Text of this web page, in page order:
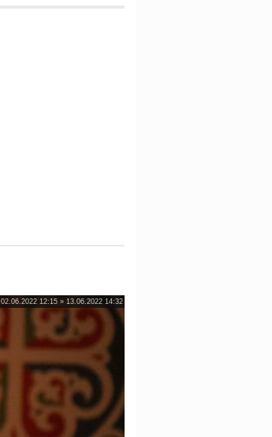
02.06.2022 12:15 » 13.06.2022 14:32